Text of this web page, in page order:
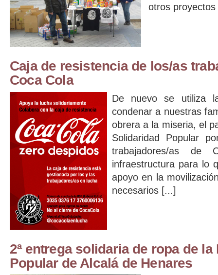
otros
Caja de resistencia de los/as
Coca Cola
De nuevo se utiliza
condenar a nuestras
obrera a la miseria, el
Solidaridad Popular
trabajadores/as de
infraestructura para lo
apoyo en la
necesarios [...]
2ª entrega solidaria de ropa de
Popular de Alcalá de Henares